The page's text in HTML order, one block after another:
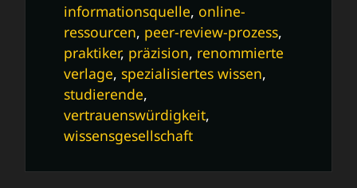
informationsquelle, online-
ressourcen, peer-review-prozess,
praktiker, präzision, renommierte
verlage, spezialisiertes wissen,
studierende,
vertrauenswürdigkeit,
wissensgesellschaft